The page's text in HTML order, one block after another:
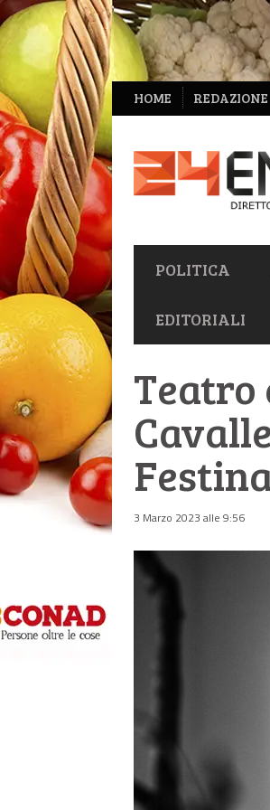
SECONDARIA
HOME REDAZIONE
PRIMARIA
POLITICA
EDITORIALI
Teatro
3 Marzo 2023 alle 9:56